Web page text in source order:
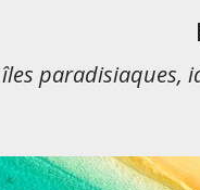
îles paradisiaques,